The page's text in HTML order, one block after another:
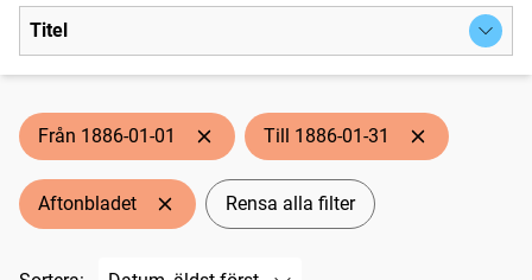
Titel
Från 1886-01-01 Till 1886-01-31
Aftonbladet Rensa alla filter